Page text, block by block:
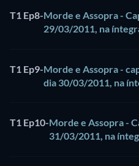
T1 Ep8-Morde e Assopra -
29/03/2011, na
T1 Ep9-Morde e Assopra -
dia 30/03/2011, na
T1 Ep10-Morde e Assopra -
31/03/2011, na